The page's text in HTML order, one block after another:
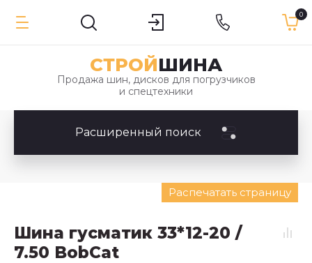
0
СТРОЙШИНА
Продажа шин, дисков для погрузчиков
и спецтехники
Расширенный поиск
Распечатать страницу
Шина гусматик 33*12-20 /
7.50 BobCat